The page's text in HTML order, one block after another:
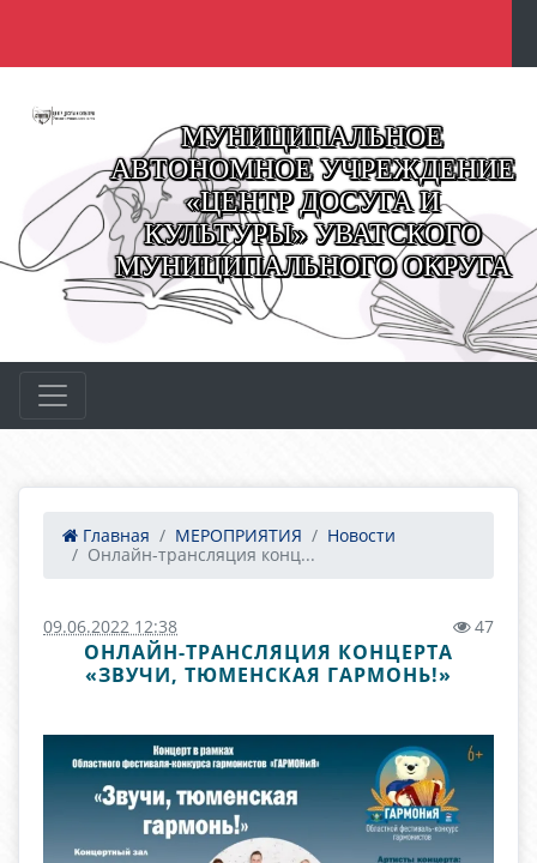
МУНИЦИПАЛЬНОЕ
АВТОНОМНОЕ УЧРЕЖДЕНИЕ
«ЦЕНТР ДОСУГА И
КУЛЬТУРЫ» УВАТСКОГО
МУНИЦИПАЛЬНОГО ОКРУГА
Главная МЕРОПРИЯТИЯ
Новости
Онлайн-трансляция конц...
09.06.2022 12:38 47
ОНЛАЙН-ТРАНСЛЯЦИЯ КОНЦЕРТА
«ЗВУЧИ, ТЮМЕНСКАЯ ГАРМОНЬ!»